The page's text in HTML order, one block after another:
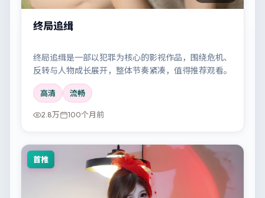
终局追缉
终局追缉是一部以犯罪为核心的影视作品，围绕危机、
反转与人物成长展开，整体节奏紧凑，值得推荐观看。
高清 流畅
2.8万 100个月前
首推